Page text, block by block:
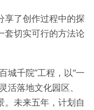
享了创作过程中的探
套切实可行的方法论
城千院”工程，以“一
活落地文化园区、
。未来五年，计划自